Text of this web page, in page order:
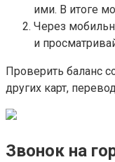
ими. В итоге
Через
и
Проверить баланс
других карт,
Звонок на